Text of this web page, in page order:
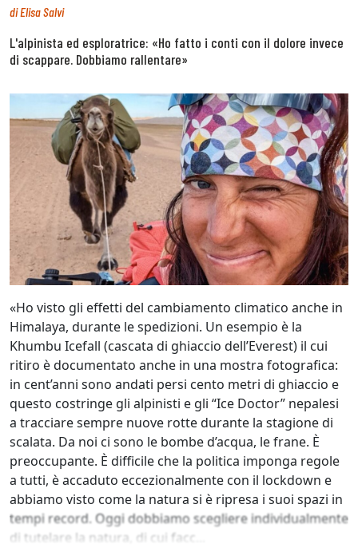
diElisa Salvi
L'alpinista ed esploratrice: «Ho fatto i conti con il dolore invece
di scappare. Dobbiamo rallentare»
«Ho visto gli effetti del cambiamento climatico anche in
Himalaya, durante le spedizioni. Un esempio è la
Khumbu Icefall (cascata di ghiaccio dell’Everest) il cui
ritiro è documentato anche in una mostra fotografica:
in cent’anni sono andati persi cento metri di ghiaccio e
questo costringe gli alpinisti e gli “Ice Doctor” nepalesi
a tracciare sempre nuove rotte durante la stagione di
scalata. Da noi ci sono le bombe d’acqua, le frane. È
preoccupante. È difficile che la politica imponga regole
a tutti, è accaduto eccezionalmente con il lockdown e
abbiamo visto come la natura si è ripresa i suoi spazi in
tempi record. Oggi dobbiamo scegliere individualmente
di tutelare la natura, di cui facc...